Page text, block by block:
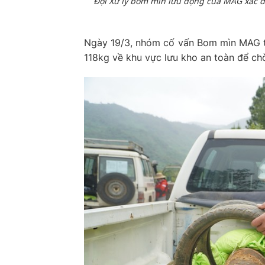
Ngày 19/3, nhóm cố vấn Bom mìn
118kg về khu vực lưu kho an toàn để